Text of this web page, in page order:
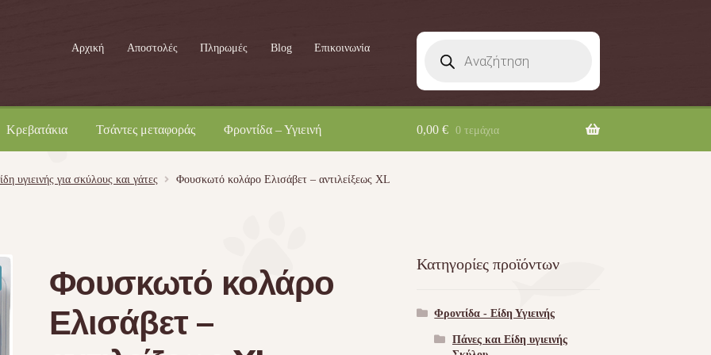
Αρχική Αποστολές Πληρωμές Blog Επικοινωνία
search
Κρεβατάκια Τσάντες μεταφοράς Φροντίδα – Υγιεινή 0,00 € 0 τεμάχια
υγιεινής για σκύλους και γάτες Φουσκωτό κολάρο Ελισάβετ – αντιλείξεως XL
Φουσκωτό κολάρο
Ελισάβετ –
Κατηγορίες προϊόντων
Φροντίδα - Είδη Υγιεινής
Πάνες και Είδη υγιεινής